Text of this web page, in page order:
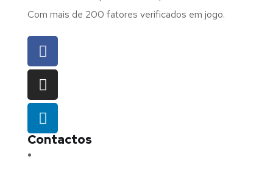
Com mais de 200 fatores verificados em jogo.
Contactos